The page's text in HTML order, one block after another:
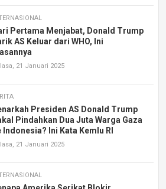
Pertama Menjabat, Donald Trump
AS Keluar dari WHO, Ini
21 Januari 2025
Presiden AS Donald Trump
Pindahkan Dua Juta Warga Gaza
Indonesia? Ini Kata Kemlu RI
21 Januari 2025